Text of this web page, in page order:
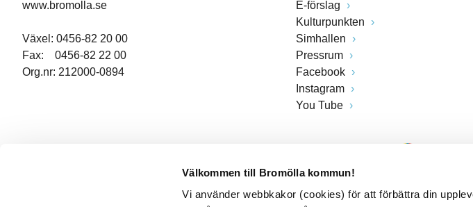
Välkommen till Bromölla kommun!
Vi använder webbkakor (cookies) för att förbättra din
www.bromolla.se
Växel: 0456-82 20 00
Fax: 0456-82 22 00
Org.nr: 212000-0894
E-förslag
Kulturpunkten
Simhallen
Pressrum
Facebook
Instagram
You Tube